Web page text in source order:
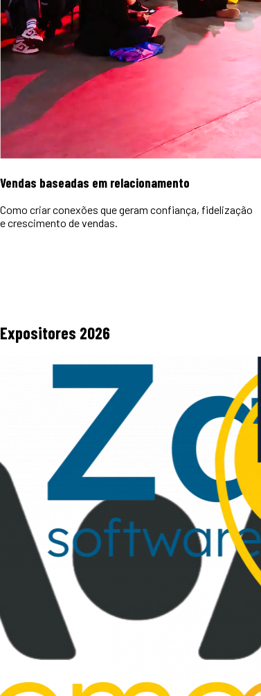
Vendas baseadas em relacionamento
Como criar conexões que geram confiança, fidelização
e crescimento de vendas.
Expositores 2026